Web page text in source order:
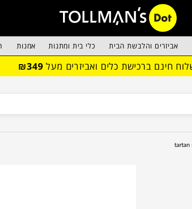
אביזרים והלבשת הבית כלי בית ומתנות אמנות
חינם ברכישת כלים ואביזרים מעל ₪349